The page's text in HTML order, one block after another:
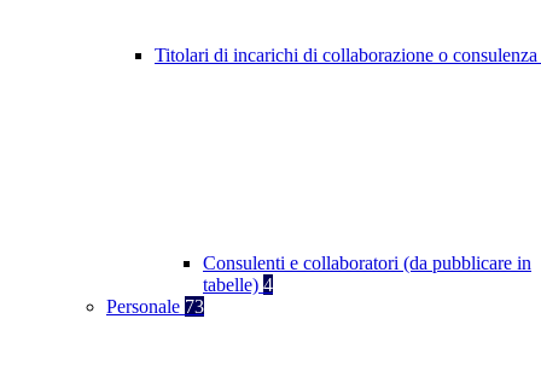
Titolari di incarichi di collaborazione o consulenza
Consulenti e collaboratori (da pubblicare in
tabelle) 4
Personale 73